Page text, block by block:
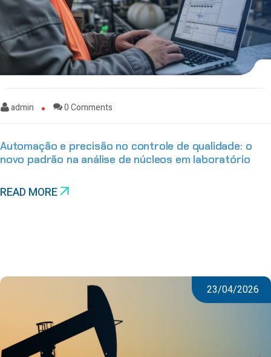
admin 0 Comments
Automação e precisão no controle de qualidade: o
novo padrão na análise de núcleos em laboratório
READ MORE
23/04/2026